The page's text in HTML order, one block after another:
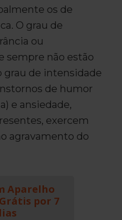
os de
O grau de
ou
sempre não estão
grau de intensidade
de humor
e ansiedade,
exercem
agravamento do
Aparelho
por 7